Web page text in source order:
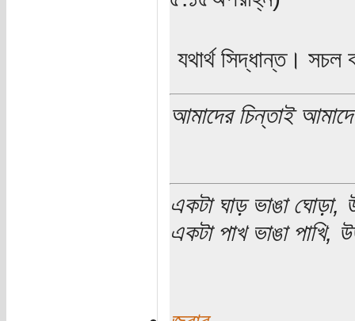
যথার্থ সিদ্ধান্ত। সচল
আমাদের চিন্তাই
একটা ঘাড় ভাঙা ঘোড়া,
একটা পাখ ভাঙা পাখি,